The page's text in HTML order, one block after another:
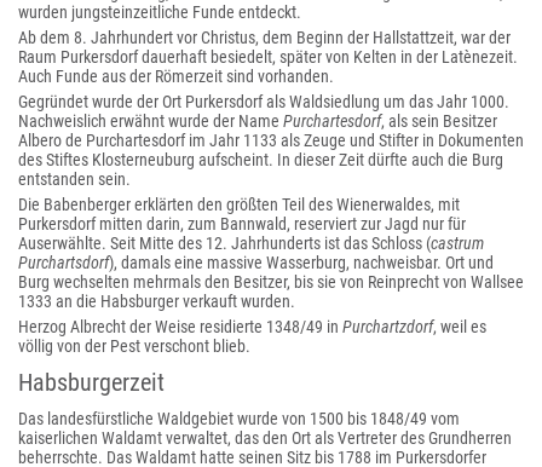
wurden jungsteinzeitliche Funde entdeckt.
Ab dem 8. Jahrhundert vor Christus, dem Beginn der Hallstattzeit, war der
Raum Purkersdorf dauerhaft besiedelt, später von Kelten in der Latènezeit.
Auch Funde aus der Römerzeit sind vorhanden.
Gegründet wurde der Ort Purkersdorf als Waldsiedlung um das Jahr 1000.
Nachweislich erwähnt wurde der Name Purchartesdorf, als sein Besitzer
Albero de Purchartesdorf im Jahr 1133 als Zeuge und Stifter in Dokumenten
des Stiftes Klosterneuburg aufscheint. In dieser Zeit dürfte auch die Burg
entstanden sein.
Die Babenberger erklärten den größten Teil des Wienerwaldes, mit
Purkersdorf mitten darin, zum Bannwald, reserviert zur Jagd nur für
Auserwählte. Seit Mitte des 12. Jahrhunderts ist das Schloss (castrum
Purchartsdorf), damals eine massive Wasserburg, nachweisbar. Ort und
Burg wechselten mehrmals den Besitzer, bis sie von Reinprecht von Wallsee
1333 an die Habsburger verkauft wurden.
Herzog Albrecht der Weise residierte 1348/49 in Purchartzdorf, weil es
völlig von der Pest verschont blieb.
Habsburgerzeit
Das landesfürstliche Waldgebiet wurde von 1500 bis 1848/49 vom
kaiserlichen Waldamt verwaltet, das den Ort als Vertreter des Grundherren
beherrschte. Das Waldamt hatte seinen Sitz bis 1788 im Purkersdorfer